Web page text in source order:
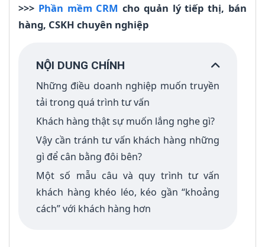
>>> Phần mềm CRM cho quản lý tiếp thị, bán
hàng, CSKH chuyên nghiệp
NỘI DUNG CHÍNH
Những điều doanh nghiệp muốn truyền
tải trong quá trình tư vấn
Khách hàng thật sự muốn lắng nghe gì?
Vậy cần tránh tư vấn khách hàng những
gì để cân bằng đôi bên?
Một số mẫu câu và quy trình tư vấn
khách hàng khéo léo, kéo gần “khoảng
cách” với khách hàng hơn